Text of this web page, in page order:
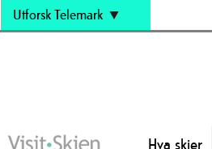
Utforsk Telemark
Hva skjer